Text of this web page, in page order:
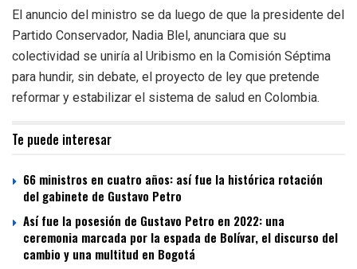
El anuncio del ministro se da luego de que la presidente del
Partido Conservador, Nadia Blel, anunciara que su
colectividad se uniría al Uribismo en la Comisión Séptima
para hundir, sin debate, el proyecto de ley que pretende
reformar y estabilizar el sistema de salud en Colombia.
Te puede interesar
66 ministros en cuatro años: así fue la histórica rotación
del gabinete de Gustavo Petro
Así fue la posesión de Gustavo Petro en 2022: una
ceremonia marcada por la espada de Bolívar, el discurso del
cambio y una multitud en Bogotá